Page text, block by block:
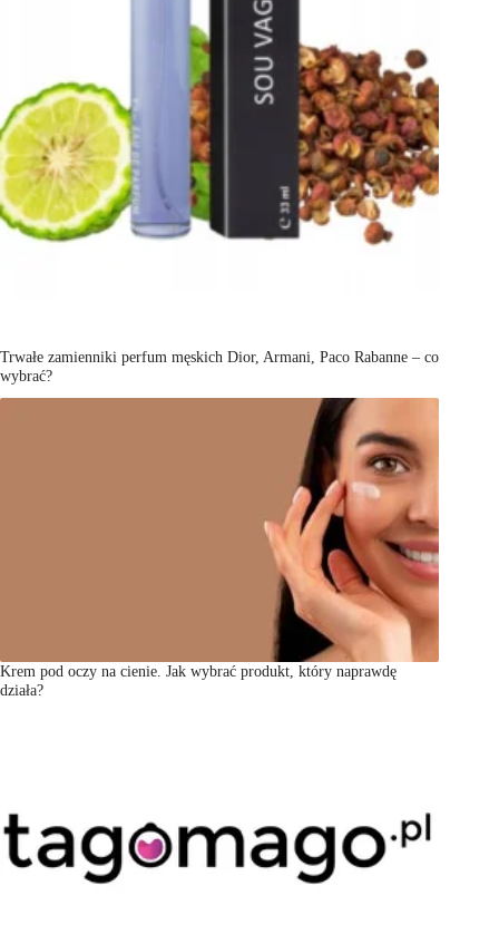
Trwałe zamienniki perfum męskich Dior, Armani, Paco Rabanne – co
wybrać?
Krem pod oczy na cienie. Jak wybrać produkt, który naprawdę
działa?